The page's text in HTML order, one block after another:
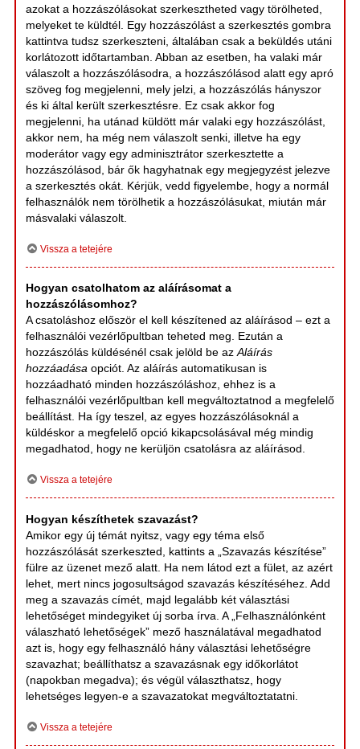
azokat a hozzászólásokat szerkesztheted vagy törölheted,
melyeket te küldtél. Egy hozzászólást a szerkesztés gombra
kattintva tudsz szerkeszteni, általában csak a beküldés utáni
korlátozott időtartamban. Abban az esetben, ha valaki már
válaszolt a hozzászólásodra, a hozzászólásod alatt egy apró
szöveg fog megjelenni, mely jelzi, a hozzászólás hányszor
és ki által került szerkesztésre. Ez csak akkor fog
megjelenni, ha utánad küldött már valaki egy hozzászólást,
akkor nem, ha még nem válaszolt senki, illetve ha egy
moderátor vagy egy adminisztrátor szerkesztette a
hozzászólásod, bár ők hagyhatnak egy megjegyzést jelezve
a szerkesztés okát. Kérjük, vedd figyelembe, hogy a normál
felhasználók nem törölhetik a hozzászólásukat, miután már
másvalaki válaszolt.
Vissza a tetejére
Hogyan csatolhatom az aláírásomat a
hozzászólásomhoz?
A csatoláshoz először el kell készítened az aláírásod – ezt a
felhasználói vezérlőpultban teheted meg. Ezután a
hozzászólás küldésénél csak jelöld be az Aláírás
hozzáadása opciót. Az aláírás automatikusan is
hozzáadható minden hozzászóláshoz, ehhez is a
felhasználói vezérlőpultban kell megváltoztatnod a megfelelő
beállítást. Ha így teszel, az egyes hozzászólásoknál a
küldéskor a megfelelő opció kikapcsolásával még mindig
megadhatod, hogy ne kerüljön csatolásra az aláírásod.
Vissza a tetejére
Hogyan készíthetek szavazást?
Amikor egy új témát nyitsz, vagy egy téma első
hozzászólását szerkeszted, kattints a „Szavazás készítése”
fülre az üzenet mező alatt. Ha nem látod ezt a fület, az azért
lehet, mert nincs jogosultságod szavazás készítéséhez. Add
meg a szavazás címét, majd legalább két választási
lehetőséget mindegyiket új sorba írva. A „Felhasználónként
válaszható lehetőségek” mező használatával megadhatod
azt is, hogy egy felhasználó hány választási lehetőségre
szavazhat; beállíthatsz a szavazásnak egy időkorlátot
(napokban megadva); és végül választhatsz, hogy
lehetséges legyen-e a szavazatokat megváltoztatatni.
Vissza a tetejére